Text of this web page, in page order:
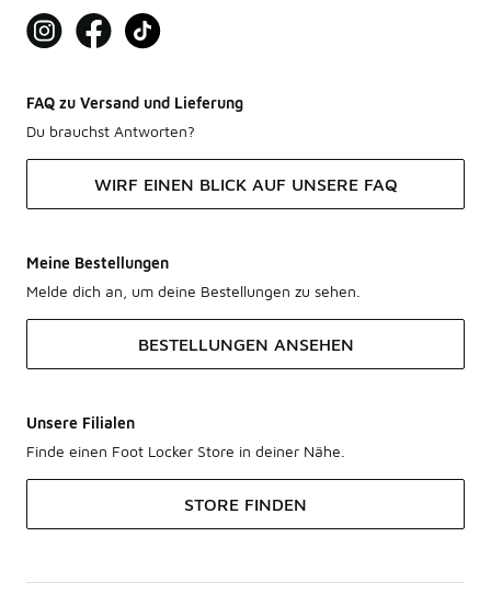
FAQ zu Versand und Lieferung
Du brauchst Antworten?
WIRF EINEN BLICK AUF UNSERE FAQ
Meine Bestellungen
Melde dich an, um deine Bestellungen zu sehen.
BESTELLUNGEN ANSEHEN
Unsere Filialen
Finde einen Foot Locker Store in deiner Nähe.
STORE FINDEN